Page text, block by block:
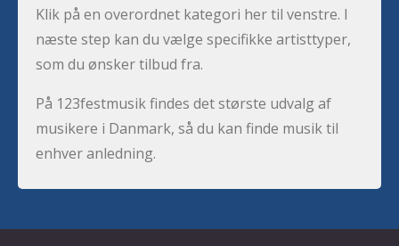
Klik på en overordnet kategori her til venstre. I
næste step kan du vælge specifikke artisttyper,
som du ønsker tilbud fra.
På 123festmusik findes det største udvalg af
musikere i Danmark, så du kan finde musik til
enhver anledning.